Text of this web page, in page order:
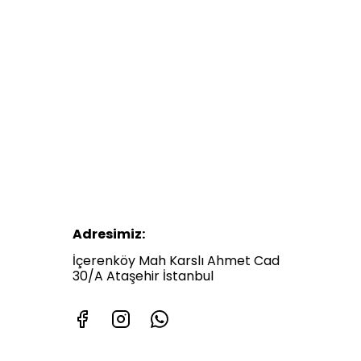
Adresimiz:
İçerenköy Mah Karslı Ahmet Cad
30/A Ataşehir İstanbul